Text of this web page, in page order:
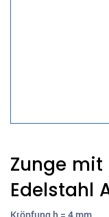
Zunge
Edelstahl